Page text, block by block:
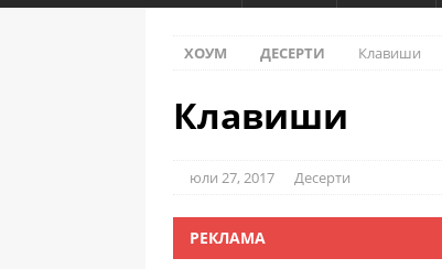
ХОУМ ДЕСЕРТИ Клавиши
Клавиши
юли 27, 2017 Десерти
РЕКЛАМА